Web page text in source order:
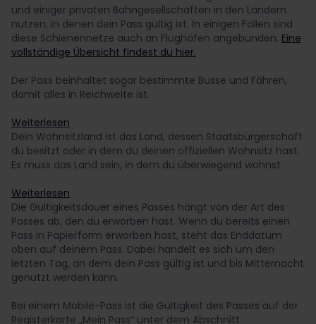
und einiger privaten Bahngesellschaften in den Ländern
nutzen, in denen dein Pass gültig ist. In einigen Fällen sind
diese Schienennetze auch an Flughäfen angebunden. Eine
vollständige Übersicht findest du hier.
Der Pass beinhaltet sogar bestimmte Busse und Fähren,
damit alles in Reichweite ist.
Weiterlesen
Dein Wohnsitzland ist das Land, dessen Staatsbürgerschaft
du besitzt oder in dem du deinen offiziellen Wohnsitz hast.
Es muss das Land sein, in dem du überwiegend wohnst.
Weiterlesen
Die Gültigkeitsdauer eines Passes hängt von der Art des
Passes ab, den du erworben hast. Wenn du bereits einen
Pass in Papierform erworben hast, steht das Enddatum
oben auf deinem Pass. Dabei handelt es sich um den
letzten Tag, an dem dein Pass gültig ist und bis Mitternacht
genutzt werden kann.
Bei einem Mobile-Pass ist die Gültigkeit des Passes auf der
Registerkarte „Mein Pass“ unter dem Abschnitt